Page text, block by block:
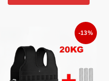
-13%